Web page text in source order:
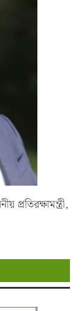
প্রতিরক্ষামন্ত্রী,